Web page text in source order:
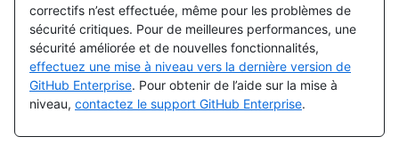
correctifs n’est effectuée, même pour les problèmes de
sécurité critiques. Pour de meilleures performances, une
sécurité améliorée et de nouvelles fonctionnalités,
effectuez une mise à niveau vers la dernière version de
GitHub Enterprise. Pour obtenir de l’aide sur la mise à
niveau, contactez le support GitHub Enterprise.